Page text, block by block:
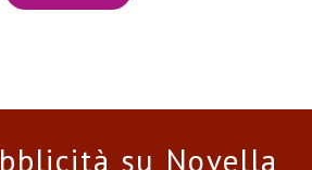
su Novella